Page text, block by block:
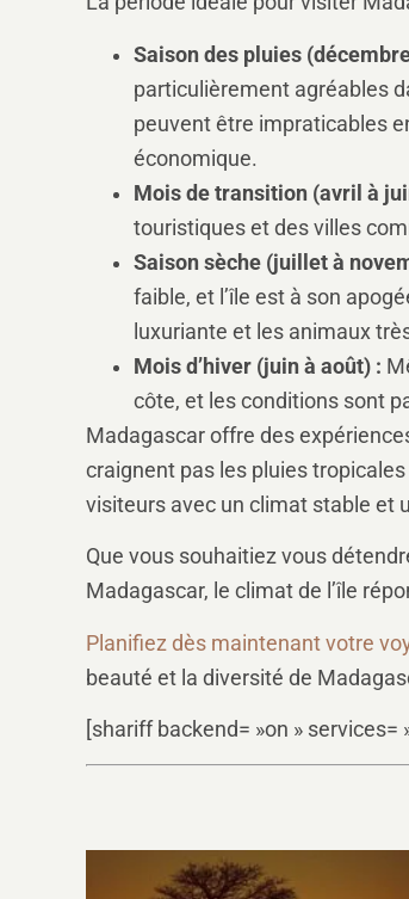
Saison des pluies
particulièrement agréables
peuvent être impraticables
économique.
Mois de transition (avril à
touristiques et des villes
Saison sèche (juillet à
faible, et l’île est à son
luxuriante et les animaux
Mois d’hiver (juin à août) :
côte, et les conditions sont
Madagascar offre des
craignent pas les pluies
visiteurs avec un climat stable et
Que vous souhaitiez vous
Madagascar, le climat de l’île
Planifiez dès maintenant votre
beauté et la diversité de
[shariff backend= »on »